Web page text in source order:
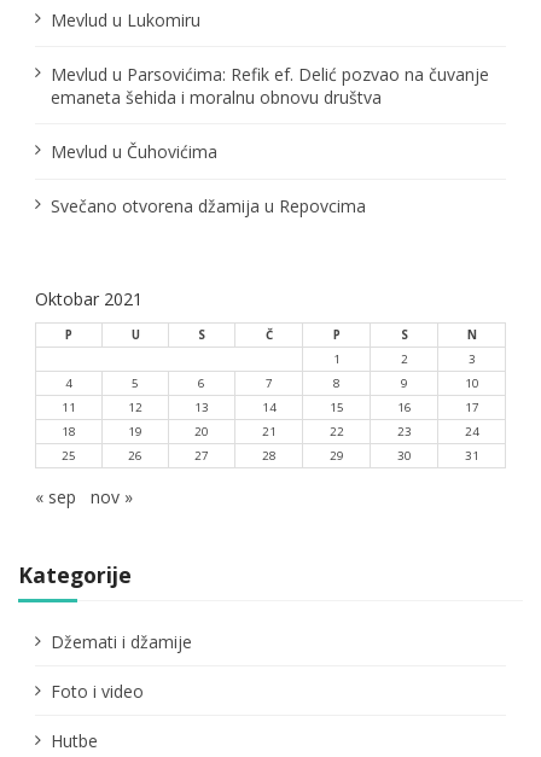
n
a
k
a
Mevlud u Lukomiru
Mevlud u Parsovićima: Refik ef. Delić pozvao na čuvanje
emaneta šehida i moralnu obnovu društva
Mevlud u Čuhovićima
Svečano otvorena džamija u Repovcima
Oktobar 2021
P U S Č P S
N
1
2
3
4
5 6 7 8 9
10
11
12 13 14 15 16
17
18
19 20 21 22 23
24
25
26 27 28 29 30 31
« sep nov »
Kategorije
Džemati i džamije
Foto i video
Hutbe